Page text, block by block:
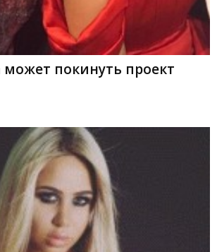
может покинуть проект